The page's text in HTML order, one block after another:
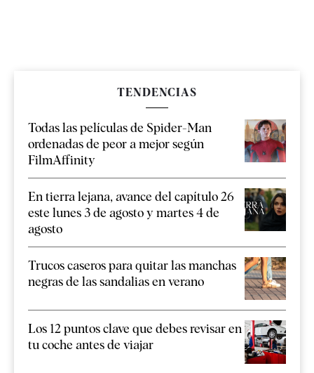
TENDENCIAS
Todas las películas de Spider-Man
ordenadas de peor a mejor según
FilmAffinity
En tierra lejana, avance del capítulo 26
este lunes 3 de agosto y martes 4 de
agosto
Trucos caseros para quitar las manchas
negras de las sandalias en verano
Los 12 puntos clave que debes revisar en
tu coche antes de viajar